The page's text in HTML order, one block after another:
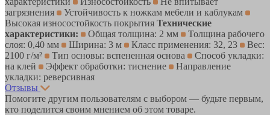
загрязнения
Устойчивость к ножкам мебели и каблукам
Высокая износостойкость покрытия Технические
характеристики:
Общая толщина: 2 мм
Толщина рабочего
слоя: 0,40 мм
Ширина: 3 м Класс применения: 32, 23
Вес:
2100 г/м²
Тип основы: вспененная основа
Способ укладки:
на клей
Эффект обработки: тиснение
Направление
укладки: реверсивная
Отзывы
Помогите другим пользователям с выбором — будьте первым,
кто поделится своим мнением об этом товаре.